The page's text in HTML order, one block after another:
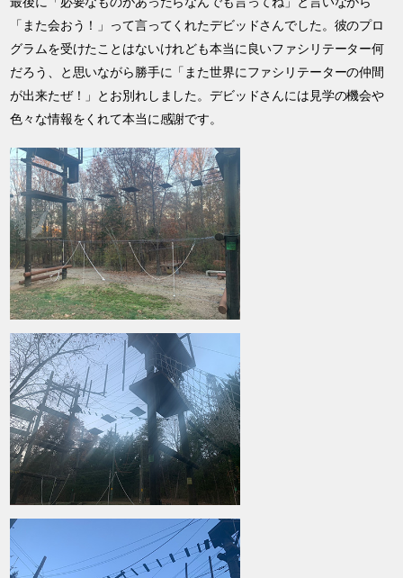
「また会おう！」って言ってくれたデビッドさんでした。彼のプロ
グラムを受けたことはないけれども本当に良いファシリテーター何
だろう、と思いながら勝手に「また世界にファシリテーターの仲間
が出来たぜ！」とお別れしました。デビッドさんには見学の機会や
色々な情報をくれて本当に感謝です。